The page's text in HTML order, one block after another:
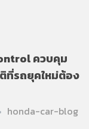
ควบคุม
ที่รถยุคใหม่ต้อง
honda-car-blog